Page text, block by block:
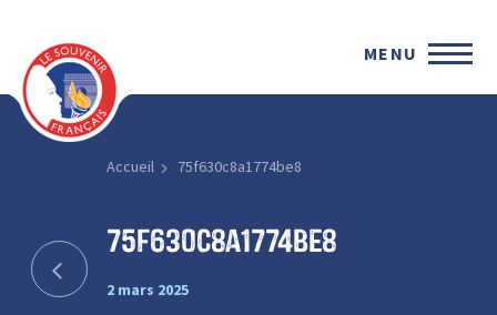
MENU
Accueil 75f630c8a1774be8
75f630c8a1774be8
2 mars 2025